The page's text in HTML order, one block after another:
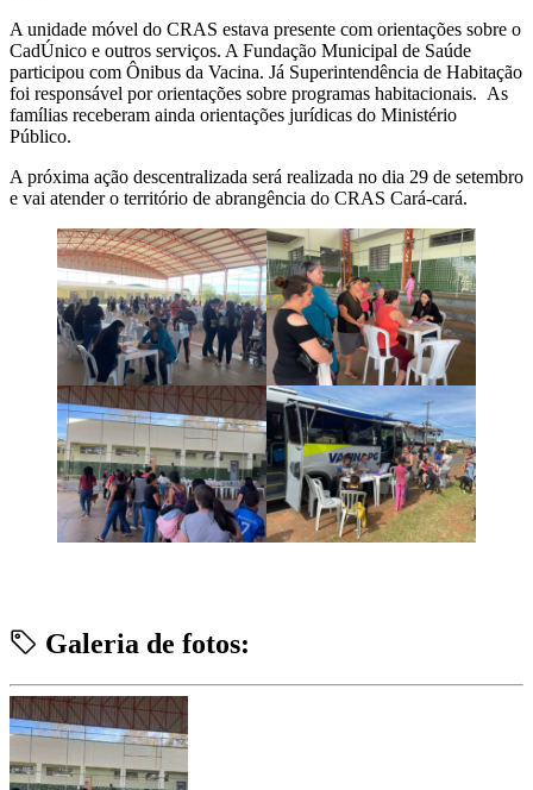
A unidade móvel do CRAS estava presente com orientações sobre o
CadÚnico e outros serviços. A Fundação Municipal de Saúde
participou com Ônibus da Vacina. Já Superintendência de Habitação
foi responsável por orientações sobre programas habitacionais. As
famílias receberam ainda orientações jurídicas do Ministério
Público.
A próxima ação descentralizada será realizada no dia 29 de setembro
e vai atender o território de abrangência do CRAS Cará-cará.
Galeria de fotos: